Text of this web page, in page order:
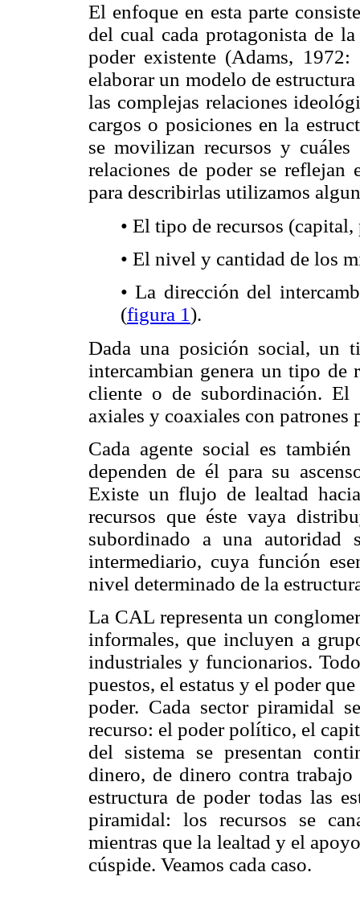
El enfoque en esta parte
del cual cada protagonista de
poder existente (Adams,
elaborar un modelo de
las complejas relaciones
cargos o posiciones en la
se movilizan recursos y
relaciones de poder se reflejan
para describirlas utilizamos
• El tipo de recursos
• El nivel y cantidad de los
• La dirección del
(figura 1).
Dada una posición social, un
intercambian genera un tipo de
cliente o de subordinación. El
axiales y coaxiales con
Cada agente social es
dependen de él para su
Existe un flujo de lealtad
recursos que éste vaya
subordinado a una autoridad
intermediario, cuya función
nivel determinado de la
La CAL representa un
informales, que incluyen a
industriales y funcionarios.
puestos, el estatus y el poder
poder. Cada sector piramidal
recurso: el poder político, el
del sistema se presentan
dinero, de dinero contra
estructura de poder todas las
piramidal: los recursos se
mientras que la lealtad y el
cúspide. Veamos cada caso.